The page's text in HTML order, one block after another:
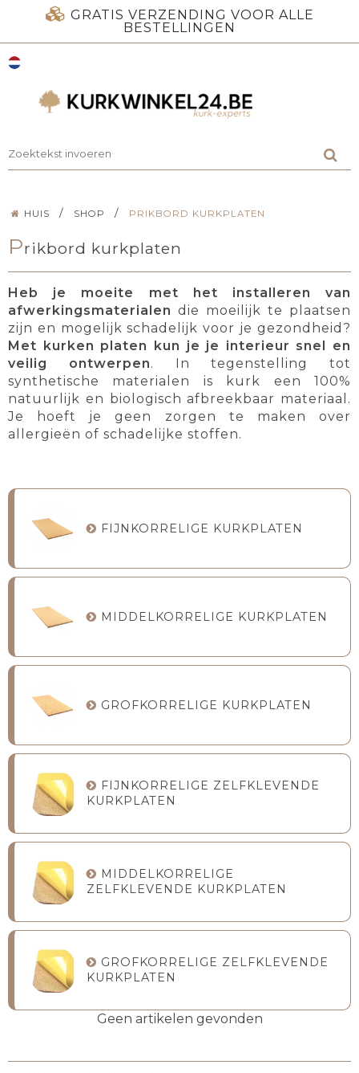
GRATIS VERZENDING VOOR ALLE
BESTELLINGEN
HUIS / SHOP / PRIKBORD KURKPLATEN
Prikbord kurkplaten
Heb je moeite met het installeren van
afwerkingsmaterialen die moeilijk te plaatsen
zijn en mogelijk schadelijk voor je gezondheid?
Met kurken platen
kun je je interieur snel en
veilig ontwerpen. In tegenstelling tot
synthetische materialen is kurk een 100%
natuurlijk en biologisch afbreekbaar materiaal.
Je hoeft je geen zorgen te maken over
allergieën of schadelijke stoffen.
FIJNKORRELIGE KURKPLATEN
MIDDELKORRELIGE KURKPLATEN
GROFKORRELIGE KURKPLATEN
FIJNKORRELIGE ZELFKLEVENDE
KURKPLATEN
MIDDELKORRELIGE
ZELFKLEVENDE KURKPLATEN
GROFKORRELIGE ZELFKLEVENDE
KURKPLATEN
Geen artikelen gevonden